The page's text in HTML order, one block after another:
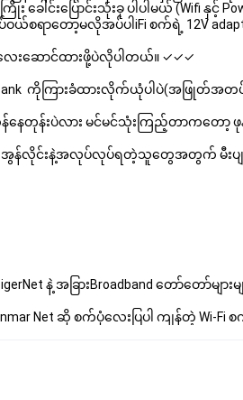
ြိုး ခေါင်းပြောင်းသုံးခု ပါပါမယ် (Wifi
စရာတော့မလိုအပ်ပါiFi စက်ရဲ့ 12V
ေးဆောင်ထားဖို့ပဲလိုပါတယ်။ ✓✓✓
ကိုကြားခံထားလိုက်ယုံပါပဲ(အဖြုတ်
နေတုန်းပဲလား မင်မင်သုံးကြည့်တာကတော့ ဖု
/ အွန်လိုင်းနဲ့အလုပ်လုပ်ရတဲ့သူတွေအတွက် မီးပျက်
TigerNet နဲ့ အခြားBroadband တော်
Net ဆို စက်ပုံလေးပြပါ ကျန်တဲ့ Wi-Fi စ